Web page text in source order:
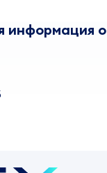
информация о